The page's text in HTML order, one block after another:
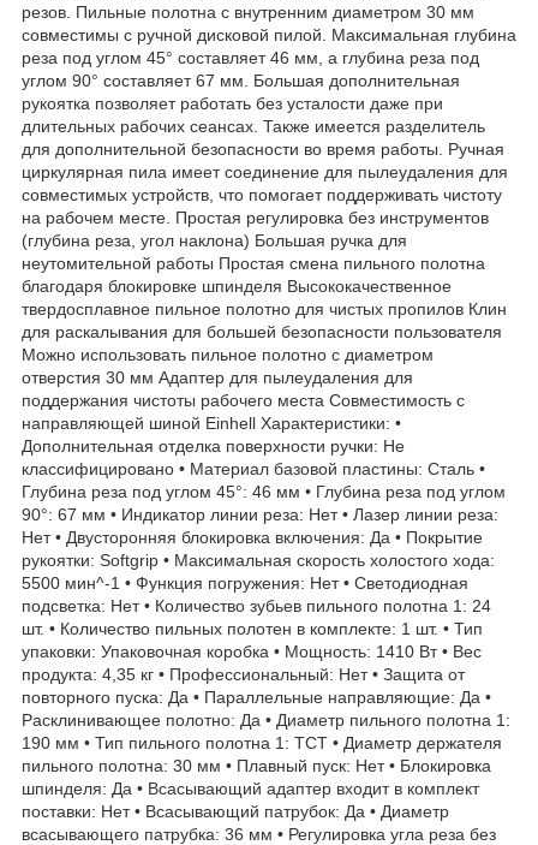
резов. Пильные полотна с внутренним диаметром 30 мм
совместимы с ручной дисковой пилой. Максимальная глубина
реза под углом 45° составляет 46 мм, а глубина реза под
углом 90° составляет 67 мм. Большая дополнительная
рукоятка позволяет работать без усталости даже при
длительных рабочих сеансах. Также имеется разделитель
для дополнительной безопасности во время работы. Ручная
циркулярная пила имеет соединение для пылеудаления для
совместимых устройств, что помогает поддерживать чистоту
на рабочем месте. Простая регулировка без инструментов
(глубина реза, угол наклона) Большая ручка для
неутомительной работы Простая смена пильного полотна
благодаря блокировке шпинделя Высококачественное
твердосплавное пильное полотно для чистых пропилов Клин
для раскалывания для большей безопасности пользователя
Можно использовать пильное полотно с диаметром
отверстия 30 мм Адаптер для пылеудаления для
поддержания чистоты рабочего места Совместимость с
направляющей шиной Einhell Характеристики: •
Дополнительная отделка поверхности ручки: Не
классифицировано • Материал базовой пластины: Сталь •
Глубина реза под углом 45°: 46 мм • Глубина реза под углом
90°: 67 мм • Индикатор линии реза: Нет • Лазер линии реза:
Нет • Двусторонняя блокировка включения: Да • Покрытие
рукоятки: Softgrip • Максимальная скорость холостого хода:
5500 мин^-1 • Функция погружения: Нет • Светодиодная
подсветка: Нет • Количество зубьев пильного полотна 1: 24
шт. • Количество пильных полотен в комплекте: 1 шт. • Тип
упаковки: Упаковочная коробка • Мощность: 1410 Вт • Вес
продукта: 4,35 кг • Профессиональный: Нет • Защита от
повторного пуска: Да • Параллельные направляющие: Да •
Расклинивающее полотно: Да • Диаметр пильного полотна 1:
190 мм • Тип пильного полотна 1: TCT • Диаметр держателя
пильного полотна: 30 мм • Плавный пуск: Нет • Блокировка
шпинделя: Да • Всасывающий адаптер входит в комплект
поставки: Нет • Всасывающий патрубок: Да • Диаметр
всасывающего патрубка: 36 мм • Регулировка угла реза без